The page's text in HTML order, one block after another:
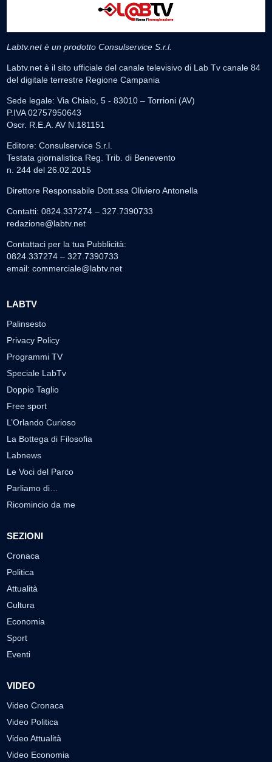
Labtv.net è un prodotto Consulservice S.r.l.
Labtv.net è il sito ufficiale del canale televisivo di Lab Tv canale 84
del digitale terrestre Regione Campania
Sede legale: Via Chiaio, 5 - 83010 – Torrioni (AV)
P.IVA 02757950643
Oscr. R.E.A. AV N.181151
Editore: Consulservice S.r.l.
Testata giornalistica Reg. Trib. di Benevento
n. 244 del 26.02.2015
Direttore Responsabile Dott.ssa Oliviero Antonella
Contatti: 0824.337274 – 327.7390733
redazione@labtv.net
Contattaci per la tua Pubblicità:
0824.337274 – 327.7390733
email: commerciale@labtv.net
LABTV
Palinsesto
Privacy Policy
Programmi TV
Speciale LabTv
Doppio Taglio
Free sport
L’Orlando Curioso
La Bottega di Filosofia
Labnews
Le Voci del Parco
Parliamo di…
Ricomincio da me
SEZIONI
Cronaca
Politica
Attualità
Cultura
Economia
Sport
Eventi
VIDEO
Video Cronaca
Video Politica
Video Attualità
Video Economia